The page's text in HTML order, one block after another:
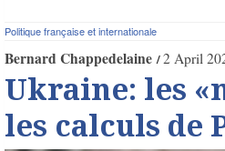
Politique française et internationale
Bernard Chappedelaine 2 April
Ukraine: les
les calculs de